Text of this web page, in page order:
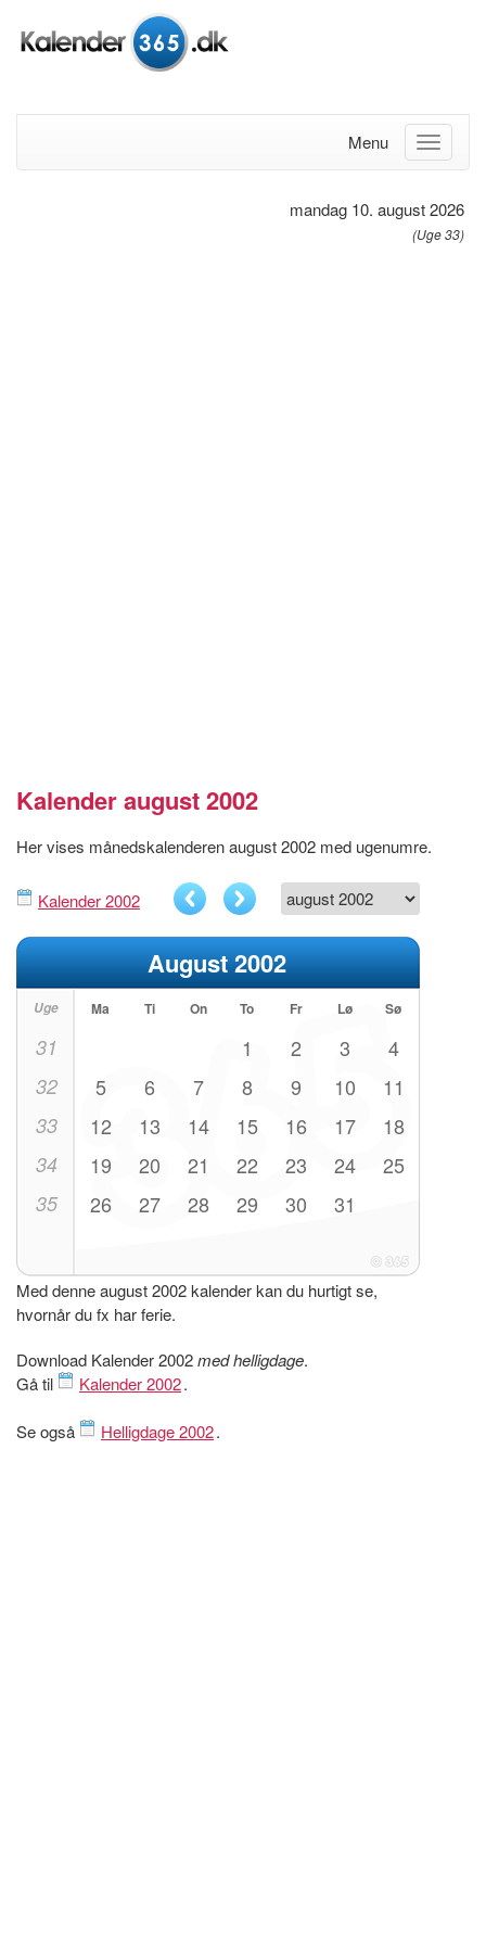
Menu
mandag 10. august 2026
(Uge 33)
Kalender august 2002
Her vises månedskalenderen august 2002 med ugenumre.
Kalender 2002
August 2002
Uge Ma Ti On To Fr Lø Sø
31 1 2 3 4
32 5 6 7 8 9 10 11
33 12 13 14 15 16 17 18
34 19 20 21 22 23 24 25
35 26 27 28 29 30 31
Med denne august 2002 kalender kan du hurtigt se,
hvornår du fx har ferie.
Download Kalender 2002med helligdage.
Gå til
Kalender 2002.
Se også Helligdage 2002.